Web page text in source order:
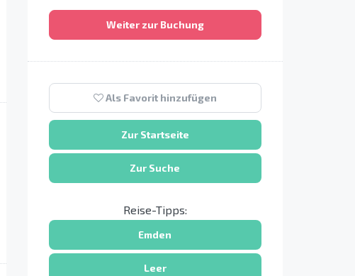
Weiter zur Buchung
Als Favorit hinzufügen
Zur Startseite
Zur Suche
Reise-Tipps:
Emden
Leer